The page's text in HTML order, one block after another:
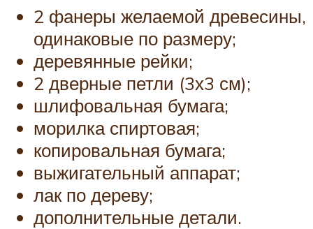
2 фанеры желаемой древесины,
одинаковые по размеру;
деревянные рейки;
2 дверные петли (3х3 см);
шлифовальная бумага;
морилка спиртовая;
копировальная бумага;
выжигательный аппарат;
лак по дереву;
дополнительные детали.